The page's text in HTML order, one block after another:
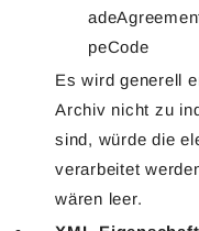
peCode
Es wird generell
Archiv nicht zu
sind, würde die
verarbeitet
wären leer.